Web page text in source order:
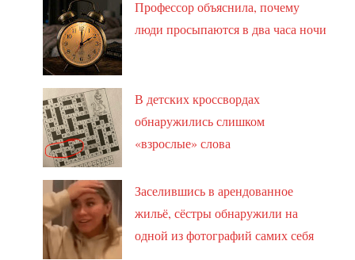
Профессор объяснила, почему
люди просыпаются в два часа ночи
В детских кроссвордах
обнаружились слишком
«взрослые» слова
Заселившись в арендованное
жильё, сёстры обнаружили на
одной из фотографий самих себя